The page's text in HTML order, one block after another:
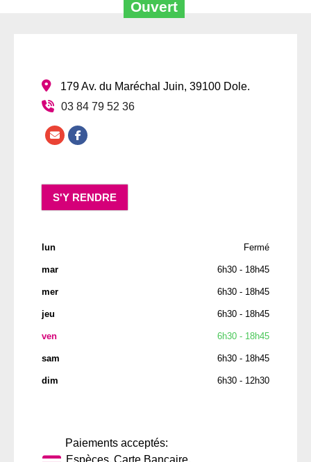
Ouvert
179 Av. du Maréchal Juin, 39100 Dole.
03 84 79 52 36
S'Y RENDRE
lun Fermé
mar 6h30 - 18h45
mer 6h30 - 18h45
jeu 6h30 - 18h45
ven 6h30 - 18h45
sam 6h30 - 18h45
dim 6h30 - 12h30
Paiements acceptés:
Espèces Carte Bancaire